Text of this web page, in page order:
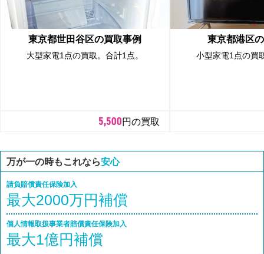
東京都世田谷区の買取事例
大型家電1点の買取。合計1点。
5,500円の買取
東京都港区
小型家電1点の買
万が一の時もこれなら安心
請負賠償責任保険加入
最大2000万円補償
個人情報取扱事業者賠償責任保険加入
最大1億円補償